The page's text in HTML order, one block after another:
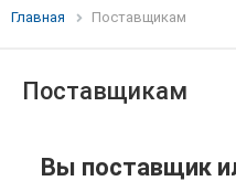
Главная Поставщикам
Поставщикам
Вы поставщик